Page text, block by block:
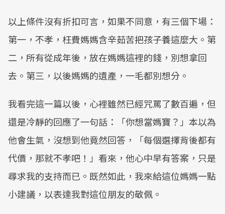
以上條件沒有折扣可言，如果不同意，有三個下場：
第一，不孝，枉費媽媽含辛茹苦把孩子養這麼大。第
二，所有從成年後，放在媽媽這裡的錢，別想拿回
去。第三，以後媽媽的遺產，一毛都別想分。
我看完這一篇以後，心裡雖然已經咒罵了數百遍，但
還是冷靜的回應了一句話：「你想當媽寶？」本以為
他會生氣，沒想到他竟然回答，「每個選擇背後都有
代價，那就不孝吧！」看來，他心中早有答案，只是
尋求我的支持而已。既然如此，我來給這位媽媽一點
小建議，以表達我對這位朋友的敬佩。